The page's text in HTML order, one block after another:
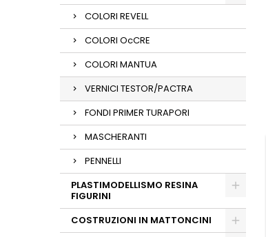
COLORI REVELL
COLORI OcCRE
COLORI MANTUA
VERNICI TESTOR/PACTRA
FONDI PRIMER TURAPORI
MASCHERANTI
PENNELLI
PLASTIMODELLISMO RESINA
FIGURINI
COSTRUZIONI IN MATTONCINI